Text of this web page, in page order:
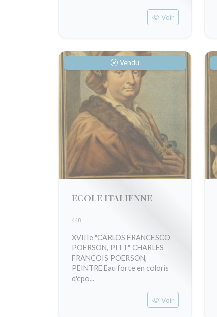
Voir
Vendu
ECOLE ITALIENNE
448
XVIIIe "CARLOS FRANCESCO
POERSON, PITT" CHARLES
FRANCOIS POERSON,
PEINTRE Eau forte en coloris
d'épo...
Voir